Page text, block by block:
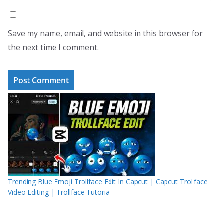
Save my name, email, and website in this browser for
the next time I comment.
Trending Blue Emoji Trollface Edit In Capcut | Capcut Trollface
Video Editing | Trollface Tutorial